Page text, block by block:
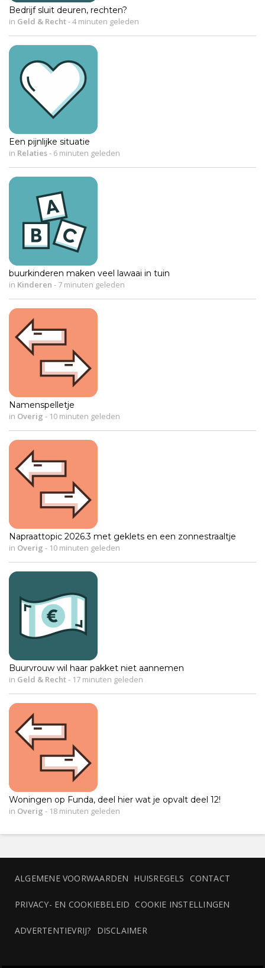
Bedrijf sluit deuren, rechten?
in Geld & Recht-4 minuten geleden
Een pijnlijke situatie
in Relaties- 6 minuten geleden
buurkinderen maken veel lawaai in tuin
in Kinderen - 7 minuten geleden
Namenspelletje
in Overig - 10 minuten geleden
Napraattopic 2026.3 met geklets en een zonnestraaltje
in Overig - 10 minuten geleden
Buurvrouw wil haar pakket niet aannemen
in Geld & Recht- 17 minuten geleden
Woningen op Funda, deel hier wat je opvalt deel 12!
in Overig - 18 minuten geleden
ALGEMENE VOORWAARDEN HUISREGELS CONTACT
PRIVACY- EN COOKIEBELEID COOKIE INSTELLINGEN
ADVERTENTIEVRIJ? DISCLAIMER